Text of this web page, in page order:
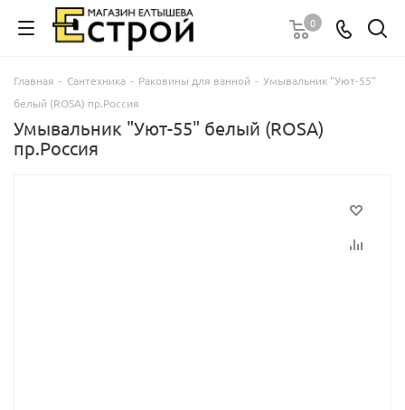
0
Главная - Сантехника - Раковины для ванной - Умывальник "Уют-55"
белый (ROSA) пр.Россия
Умывальник "Уют-55" белый (ROSA)
пр.Россия